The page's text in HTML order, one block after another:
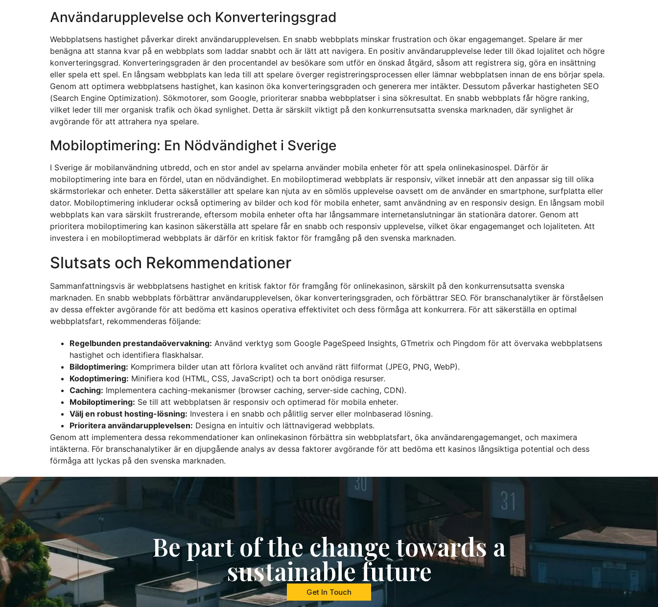
Användarupplevelse och Konverteringsgrad
Webbplatsens hastighet påverkar direkt användarupplevelsen. En snabb webbplats minskar frustration och ökar engagemanget. Spelare är mer
benägna att stanna kvar på en webbplats som laddar snabbt och är lätt att navigera. En positiv användarupplevelse leder till ökad lojalitet och högre
konverteringsgrad. Konverteringsgraden är den procentandel av besökare som utför en önskad åtgärd, såsom att registrera sig, göra en insättning
eller spela ett spel. En långsam webbplats kan leda till att spelare överger registreringsprocessen eller lämnar webbplatsen innan de ens börjar spela.
Genom att optimera webbplatsens hastighet, kan kasinon öka konverteringsgraden och generera mer intäkter. Dessutom påverkar hastigheten SEO
(Search Engine Optimization). Sökmotorer, som Google, prioriterar snabba webbplatser i sina sökresultat. En snabb webbplats får högre ranking,
vilket leder till mer organisk trafik och ökad synlighet. Detta är särskilt viktigt på den konkurrensutsatta svenska marknaden, där synlighet är
avgörande för att attrahera nya spelare.
Mobiloptimering: En Nödvändighet i Sverige
I Sverige är mobilanvändning utbredd, och en stor andel av spelarna använder mobila enheter för att spela onlinekasinospel. Därför är
mobiloptimering inte bara en fördel, utan en nödvändighet. En mobiloptimerad webbplats är responsiv, vilket innebär att den anpassar sig till olika
skärmstorlekar och enheter. Detta säkerställer att spelare kan njuta av en sömlös upplevelse oavsett om de använder en smartphone, surfplatta eller
dator. Mobiloptimering inkluderar också optimering av bilder och kod för mobila enheter, samt användning av en responsiv design. En långsam mobil
webbplats kan vara särskilt frustrerande, eftersom mobila enheter ofta har långsammare internetanslutningar än stationära datorer. Genom att
prioritera mobiloptimering kan kasinon säkerställa att spelare får en snabb och responsiv upplevelse, vilket ökar engagemanget och lojaliteten. Att
investera i en mobiloptimerad webbplats är därför en kritisk faktor för framgång på den svenska marknaden.
Slutsats och Rekommendationer
Sammanfattningsvis är webbplatsens hastighet en kritisk faktor för framgång för onlinekasinon, särskilt på den konkurrensutsatta svenska
marknaden. En snabb webbplats förbättrar användarupplevelsen, ökar konverteringsgraden, och förbättrar SEO. För branschanalytiker är förståelsen
av dessa effekter avgörande för att bedöma ett kasinos operativa effektivitet och dess förmåga att konkurrera. För att säkerställa en optimal
webbplatsfart, rekommenderas följande:
Regelbunden prestandaövervakning: Använd verktyg som Google PageSpeed Insights, GTmetrix och Pingdom för att övervaka webbplatsens
hastighet och identifiera flaskhalsar.
Bildoptimering: Komprimera bilder utan att förlora kvalitet och använd rätt filformat (JPEG, PNG, WebP).
Kodoptimering: Minifiera kod (HTML, CSS, JavaScript) och ta bort onödiga resurser.
Caching: Implementera caching-mekanismer (browser caching, server-side caching, CDN).
Mobiloptimering: Se till att webbplatsen är responsiv och optimerad för mobila enheter.
Välj en robust hosting-lösning: Investera i en snabb och pålitlig server eller molnbaserad lösning.
Prioritera användarupplevelsen: Designa en intuitiv och lättnavigerad webbplats.
Genom att implementera dessa rekommendationer kan onlinekasinon förbättra sin webbplatsfart, öka användarengagemanget, och maximera
intäkterna. För branschanalytiker är en djupgående analys av dessa faktorer avgörande för att bedöma ett kasinos långsiktiga potential och dess
förmåga att lyckas på den svenska marknaden.
Be part of the change towards a
sustainable future
Get In Touch